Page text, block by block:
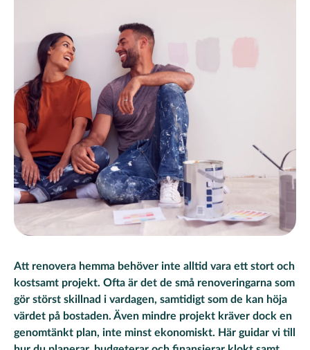
Att renovera hemma behöver inte alltid vara ett stort och
kostsamt projekt. Ofta är det de små renoveringarna som
gör störst skillnad i vardagen, samtidigt som de kan höja
värdet på bostaden. Även mindre projekt kräver dock en
genomtänkt plan, inte minst ekonomiskt. Här guidar vi till